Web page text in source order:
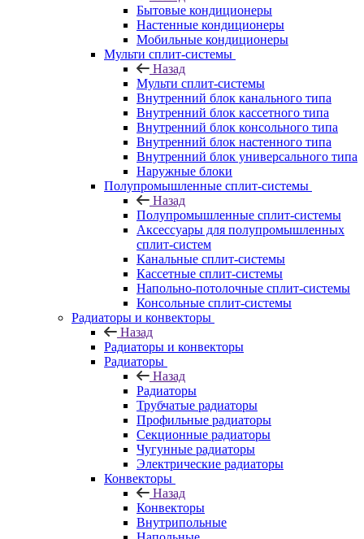
Бытовые кондиционеры
Настенные кондиционеры
Мобильные кондиционеры
Мульти сплит-системы
Назад
Мульти сплит-системы
Внутренний блок канального типа
Внутренний блок кассетного типа
Внутренний блок консольного типа
Внутренний блок настенного типа
Внутренний блок универсального типа
Наружные блоки
Полупромышленные сплит-системы
Назад
Полупромышленные сплит-системы
Аксессуары для полупромышленных
сплит-систем
Канальные сплит-системы
Кассетные сплит-системы
Напольно-потолочные сплит-системы
Консольные сплит-системы
Радиаторы и конвекторы
Назад
Радиаторы и конвекторы
Радиаторы
Назад
Радиаторы
Трубчатые радиаторы
Профильные радиаторы
Секционные радиаторы
Чугунные радиаторы
Электрические радиаторы
Конвекторы
Назад
Конвекторы
Внутрипольные